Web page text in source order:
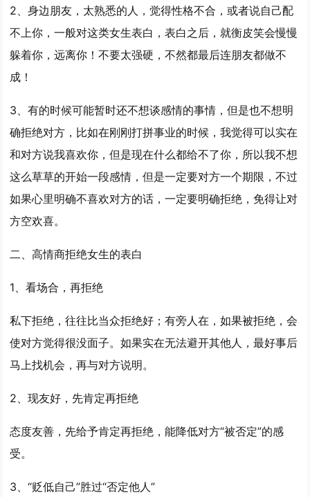
2、身边朋友，太熟悉的人，觉得性格不合，或者说自己配
不上你，一般对这类女生表白，表白之后，就衡皮笑会慢慢
躲着你，远离你！不要太强硬，不然都最后连朋友都做不
成！
3、有的时候可能暂时还不想谈感情的事情，但是也不想明
确拒绝对方，比如在刚刚打拼事业的时候，我觉得可以实在
和对方说我喜欢你，但是现在什么都给不了你，所以我不想
这么草草的开始一段感情，但是一定要对方一个期限，不过
如果心里明确不喜欢对方的话，一定要明确拒绝，免得让对
方空欢喜。
二、高情商拒绝女生的表白
1、看场合，再拒绝
私下拒绝，往往比当众拒绝好；有旁人在，如果被拒绝，会
使对方觉得很没面子。如果实在无法避开其他人，最好事后
马上找机会，再与对方说明。
2、现友好，先肯定再拒绝
态度友善，先给予肯定再拒绝，能降低对方“被否定”的感
受。
3、“贬低自己”胜过“否定他人”